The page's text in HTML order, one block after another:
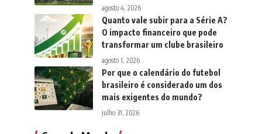
agosto 4, 2026
Quanto vale subir para a Série A?
O impacto financeiro que pode
transformar um clube brasileiro
agosto 1, 2026
Por que o calendário do futebol
brasileiro é considerado um dos
mais exigentes do mundo?
julho 31, 2026